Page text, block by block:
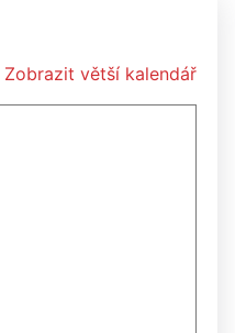
Zobrazit větší kalendář